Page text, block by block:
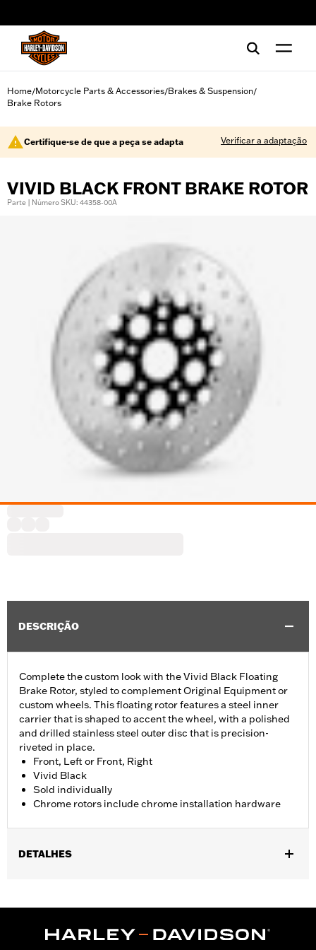
Home/Motorcycle Parts & Accessories/Brakes & Suspension/
Brake Rotors
Certifique-se de que a peça se adapta Verificar a adaptação
VIVID BLACK FRONT BRAKE ROTOR
Parte | Número SKU: 44358-00A
DESCRIÇÃO
Complete the custom look with the Vivid Black Floating
Brake Rotor, styled to complement Original Equipment or
custom wheels. This floating rotor features a steel inner
carrier that is shaped to accent the wheel, with a polished
and drilled stainless steel outer disc that is precision-
riveted in place.
Front, Left or Front, Right
Vivid Black
Sold individually
Chrome rotors include chrome installation hardware
DETALHES
Position On Bike: Front